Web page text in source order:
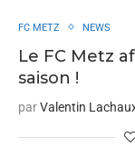
FC METZ NEWS
Le FC Metz
saison !
parValentin